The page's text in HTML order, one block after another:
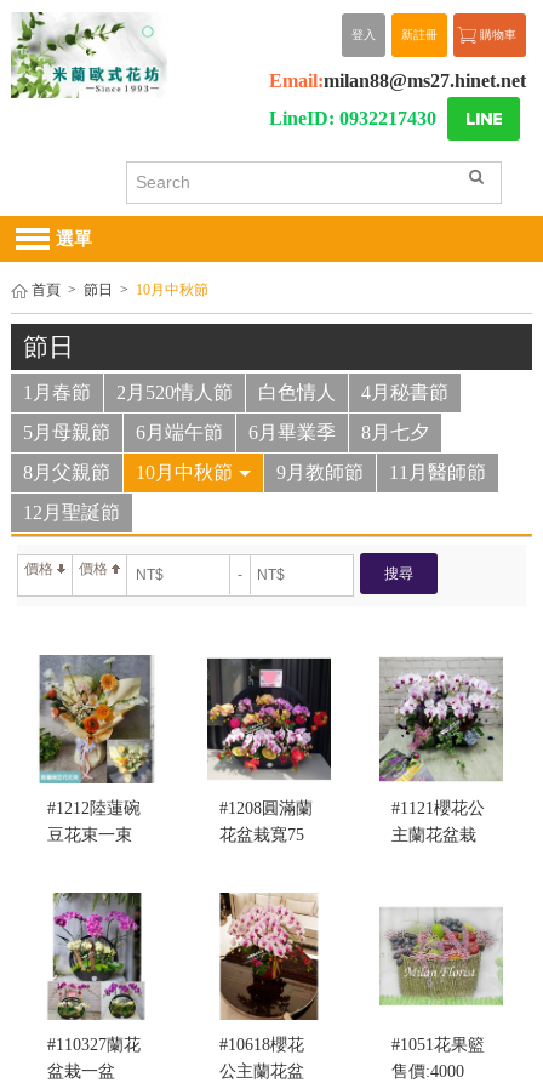
購物車
新註冊
登入
Email:milan88@ms27.hinet.net
LineID: 0932217430
選單
首頁 > 節日 > 10月中秋節
節日
1月春節 2月520情人節 白色情人
4月秘書節
5月母親節
6月端午節 6月畢業季
8月七夕
8月父親節
10月中秋節 9月教師節
11月醫師節
12月聖誕節
價格 價格 - 搜尋
#1212陸蓮碗
豆花束一束
#1208圓滿蘭
花盆栽寬75
#1121櫻花公
主蘭花盆栽
#110327蘭花
盆栽一盆
#10618櫻花
公主蘭花盆
#1051花果籃
售價:4000